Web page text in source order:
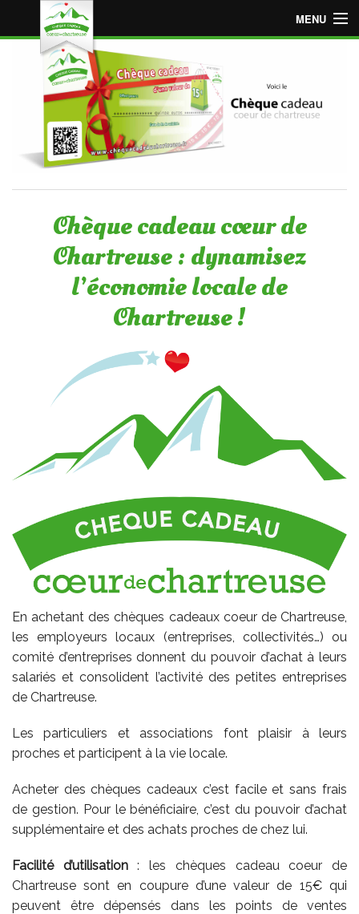
MENU
Accueil
Espace « Employeur »
Espace « Particulier »
Points de vente adhérents
Chèque cadeau cœur de
Chartreuse : dynamisez
l’économie locale de
Chartreuse !
En achetant des chèques cadeaux coeur de Chartreuse,
les employeurs locaux (entreprises, collectivités…) ou
comité d’entreprises donnent du pouvoir d’achat à leurs
salariés et consolident l’activité des petites entreprises
de Chartreuse.
Les particuliers et associations font plaisir à leurs
proches et participent à la vie locale.
Acheter des chèques cadeaux c’est facile et sans frais
de gestion. Pour le bénéficiaire, c’est du pouvoir d’achat
supplémentaire et des achats proches de chez lui.
Facilité d’utilisation: les chèques cadeau coeur de
Chartreuse sont en coupure d’une valeur de 15€ qui
peuvent être dépensés dans les points de ventes